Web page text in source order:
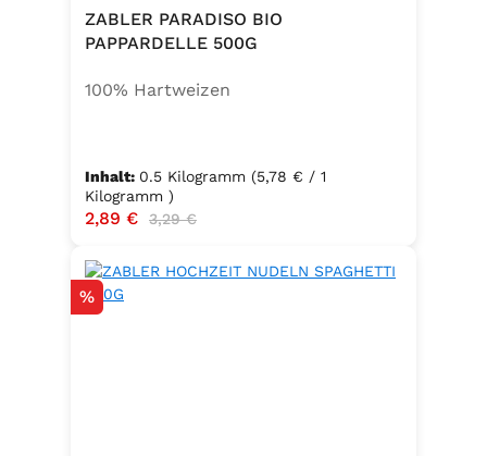
ZABLER PARADISO BIO
PAPPARDELLE 500G
100% Hartweizen
Inhalt: 0.5 Kilogramm (5,78 € / 1
Kilogramm )
Verkaufspreis:
2,89 € Regulärer Preis:
3,29 €
Rabatt
%